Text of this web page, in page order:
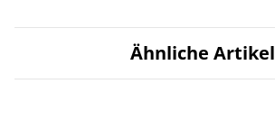
Ähnliche Artikel